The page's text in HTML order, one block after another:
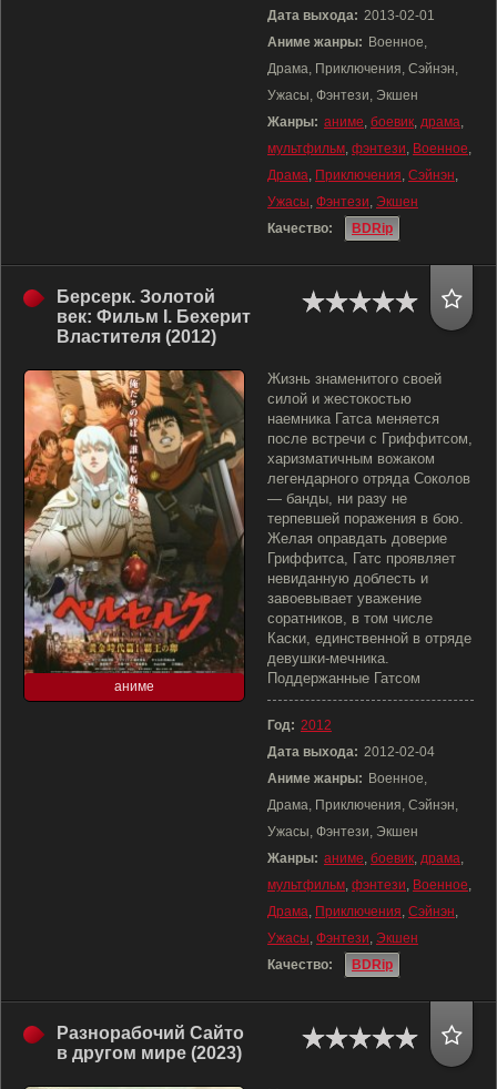
Дата выхода: 2013-02-01
Аниме жанры: Военное,
Драма, Приключения, Сэйнэн,
Ужасы, Фэнтези, Экшен
Жанры: аниме, боевик, драма,
мультфильм, фэнтези, Военное,
Драма, Приключения, Сэйнэн,
Ужасы, Фэнтези, Экшен
Качество:
BDRip
Берсерк. Золотой
век: Фильм I. Бехерит
Властителя (2012)
аниме
Жизнь знаменитого своей
силой и жестокостью
наемника Гатса меняется
после встречи с Гриффитсом,
харизматичным вожаком
легендарного отряда Соколов
— банды, ни разу не
терпевшей поражения в бою.
Желая оправдать доверие
Гриффитса, Гатс проявляет
невиданную доблесть и
завоевывает уважение
соратников, в том числе
Каски, единственной в отряде
девушки-мечника.
Поддержанные Гатсом
Год: 2012
Дата выхода: 2012-02-04
Аниме жанры: Военное,
Драма, Приключения, Сэйнэн,
Ужасы, Фэнтези, Экшен
Жанры: аниме, боевик, драма,
мультфильм, фэнтези, Военное,
Драма, Приключения, Сэйнэн,
Ужасы, Фэнтези, Экшен
Качество:
BDRip
Разнорабочий Сайто
в другом мире (2023)